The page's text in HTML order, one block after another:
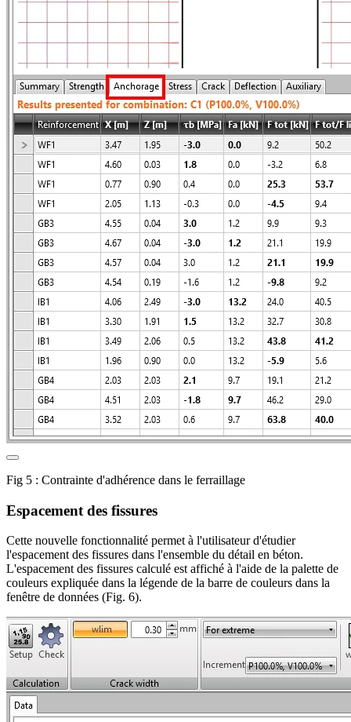
Fig 5 : Contrainte d'adhérence dans le ferraillage
Espacement des fissures
Cette nouvelle fonctionnalité permet à l'utilisateur d'étudier
l'espacement des fissures dans l'ensemble du détail en béton.
L'espacement des fissures calculé est affiché à l'aide de la palette de
couleurs expliquée dans la légende de la barre de couleurs dans la
fenêtre de données (Fig. 6).